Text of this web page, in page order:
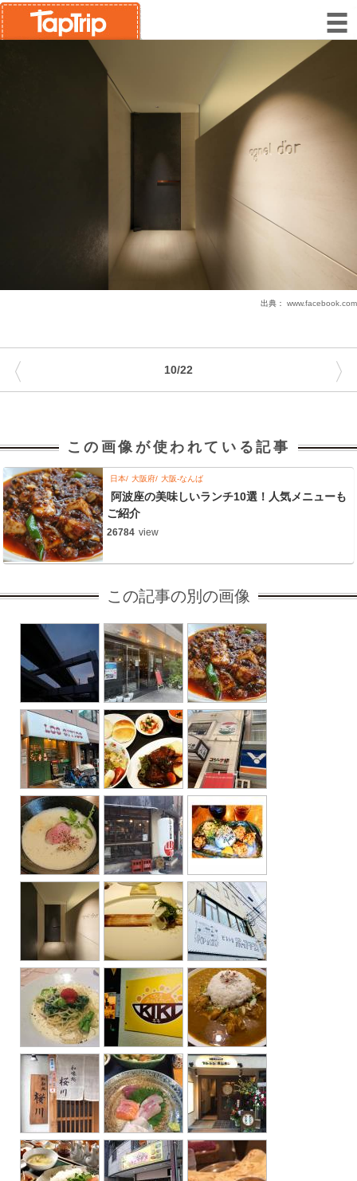
出典： www.facebook.com
10/22
〈 〉
この画像が使われている記事
日本 大阪府 大阪-なんば
阿波座の美味しいランチ10選！人気メニューも
ご紹介
26784 view
この記事の別の画像